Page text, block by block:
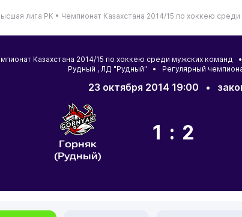
лига РК • Чемпионат Казахстана 2014/15 по хоккею
Казахстана 2014/15 по хоккею среди мужских команд
Рудный , ЛД "Рудный" • Регулярный
23 октября 2014 19:00 •
Горняк
(Рудный)
1:2